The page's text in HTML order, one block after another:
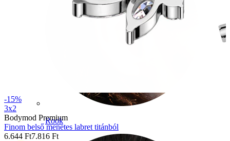
Rook
-15%
3x2
Bodymod Premium
Finom belső menetes labret titánból
6.644 Ft7.816 Ft